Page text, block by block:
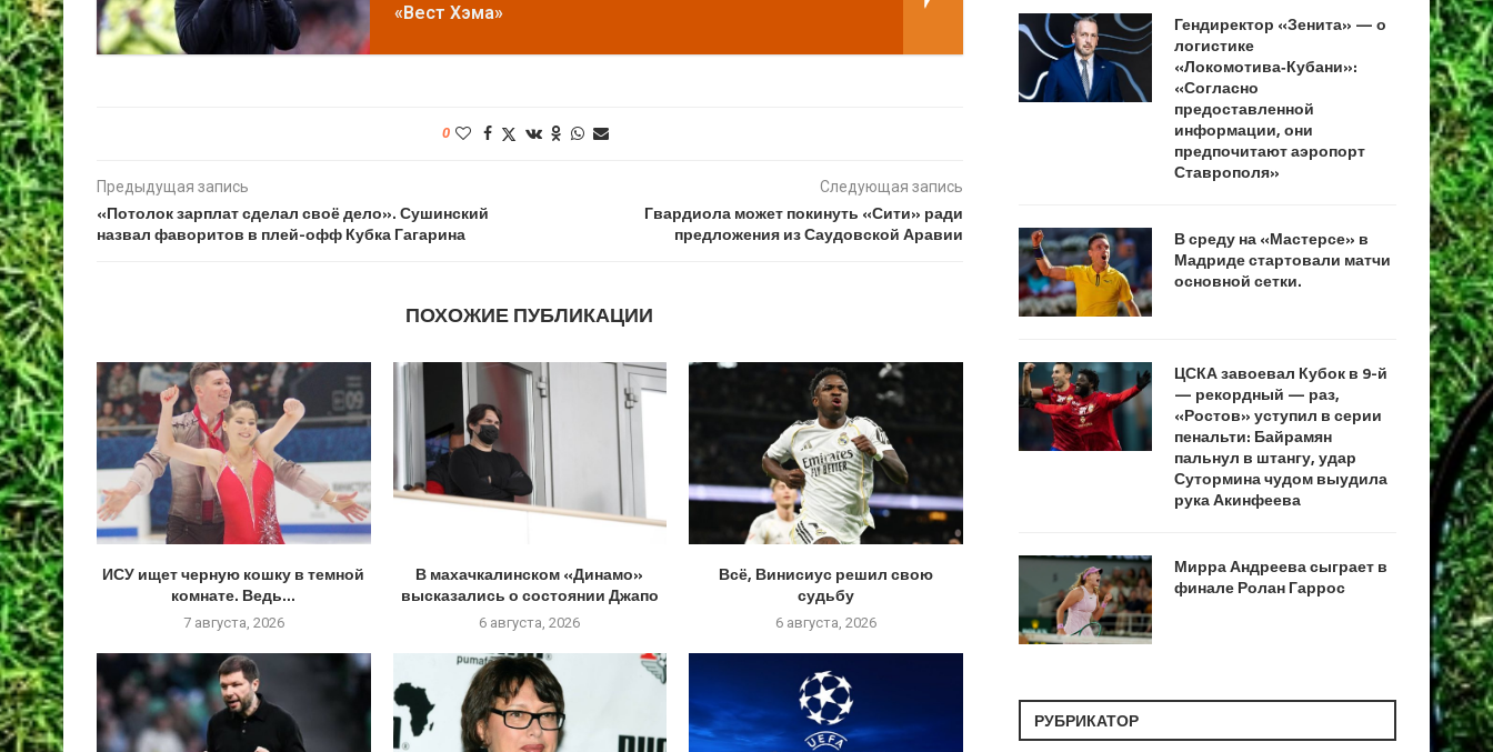
«Вест Хэма»
0
Предыдущая запись
«Потолок зарплат сделал своё дело». Сушинский
назвал фаворитов в плей-офф Кубка Гагарина
Следующая запись
Гвардиола может покинуть «Сити» ради
предложения из Саудовской Аравии
ПОХОЖИЕ ПУБЛИКАЦИИ
ИСУ ищет черную кошку в темной
комнате. Ведь...
7 августа, 2026
В махачкалинском «Динамо»
высказались о состоянии Джапо
6 августа, 2026
Всё, Винисиус решил свою
судьбу
6 августа, 2026
Гендиректор «Зенита» — о
логистике
«Локомотива‑Кубани»:
«Согласно
предоставленной
информации, они
предпочитают аэропорт
Ставрополя»
В среду на «Мастерсе» в
Мадриде стартовали матчи
основной сетки.
ЦСКА завоевал Кубок в 9-й
— рекордный — раз,
«Ростов» уступил в серии
пенальти: Байрамян
пальнул в штангу, удар
Сутормина чудом выудила
рука Акинфеева
Мирра Андреева сыграет в
финале Ролан Гаррос
РУБРИКАТОР